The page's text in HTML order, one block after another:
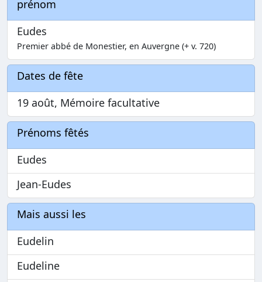
prénom
Eudes
Premier abbé de Monestier, en Auvergne (+ v. 720)
Dates de fête
19 août, Mémoire facultative
Prénoms fêtés
Eudes
Jean-Eudes
Mais aussi les
Eudelin
Eudeline